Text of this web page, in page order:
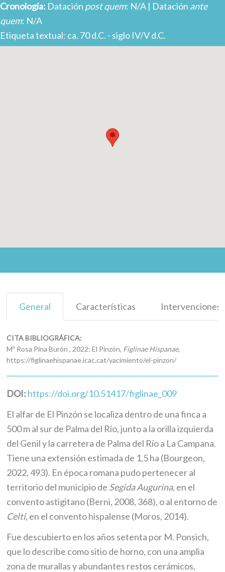
Cronología: Datación post quem: N/A | Datación ante
quem: N/A
Etiqueta textual: ca. 70 d.C. - siglo IV/V d.C.
General Características Intervenciones
CITA BIBLIOGRÁFICA:
Mª Rosa Pina Burón , 2022: El Pinzón, Figlinae Hispanae,
https://figlinaehispanae.icac.cat/yacimiento/el-pinzon/
DOI: https://doi.org/10.51417/figlinae_009
El alfar de El Pinzón se localiza dentro de una finca a
500 m al sur de Palma del Río, junto a la orilla izquierda
del Genil y la carretera de Palma del Río a La Campana.
Tiene una extensión estimada de 1,5 ha (Bourgeon,
2022, 493). En época romana pudo pertenecer al
territorio del municipio de Segida Augurina, en el
convento astigitano (Berni, 2008, 368), o al entorno de
Celti, en el convento hispalense (Moros, 2014).
Fue descubierto en los años setenta por M. Ponsich,
que lo describe como sitio de horno, con una amplia
zona de murallas y abundantes restos cerámicos,